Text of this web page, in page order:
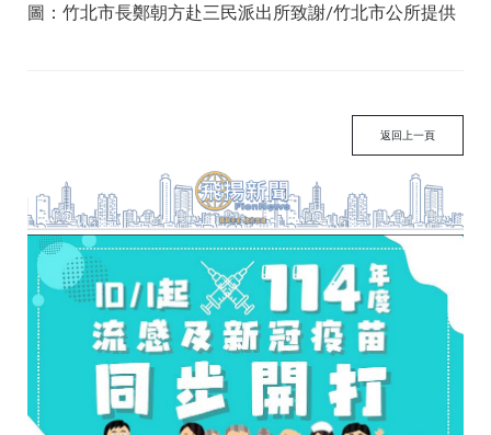
圖：竹北市長鄭朝方赴三民派出所致謝/竹北市公所提供
返回上一頁